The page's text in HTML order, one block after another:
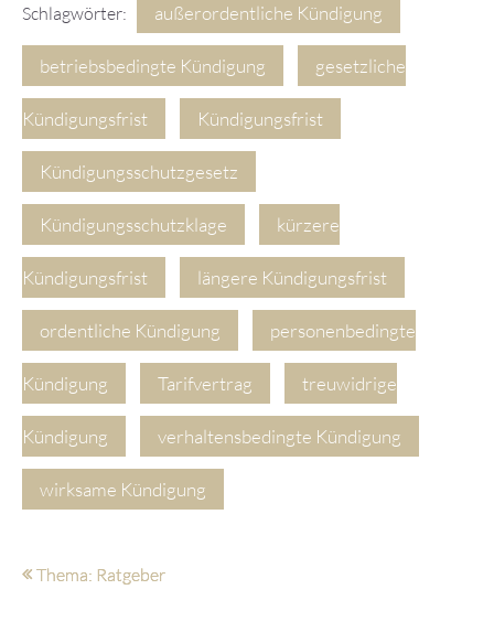
Schlagwörter: außerordentliche Kündigung
betriebsbedingte Kündigung gesetzliche
Kündigungsfrist Kündigungsfrist
Kündigungsschutzgesetz
Kündigungsschutzklage kürzere
Kündigungsfrist längere Kündigungsfrist
ordentliche Kündigung personenbedingte
Kündigung Tarifvertrag treuwidrige
Kündigung verhaltensbedingte Kündigung
wirksame Kündigung
Thema: Ratgeber